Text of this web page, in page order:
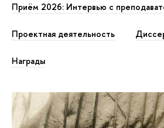
Приём 2026: Интервью с
Проектная деятельность
Награды